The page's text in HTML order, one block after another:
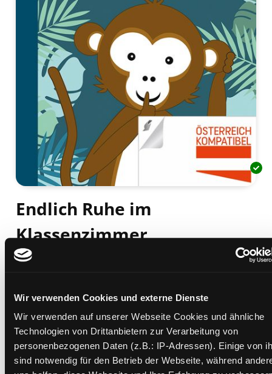
Wir verwenden Cookies und externe Dienste
Wir verwenden auf unserer Webseite Cookies und ähnliche
Technologien von Drittanbietern zur Verarbeitung von
personenbezogenen Daten (z.B.: IP-Adressen). Einige von
sind notwendig für den Betrieb der Webseite, während
Endlich Ruhe im
Klassenzimmer
Tipps und Materialien für eine ruhige &
Verfasser:Suche nach diesem Verfasser
Reichel, Sabine (Verfasser)
Beschreibung ein-/ausblenden
Mehr Informationen ein-/ausblenden